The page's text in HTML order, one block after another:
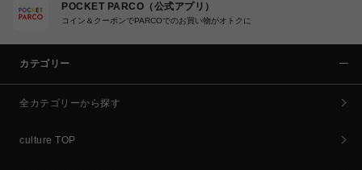
POCKET PARCO（公式アプリ）
コイン＆クーポンでPARCOでのお買い物がオトクに
カテゴリー
全カテゴリーから探す
culture TOP